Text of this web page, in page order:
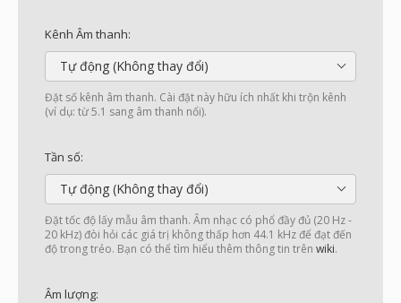
Kênh Âm thanh:
Tự động (Không thay đổi)
Đặt số kênh âm thanh. Cài đặt này hữu ích nhất khi trộn kênh
(ví dụ: từ 5.1 sang âm thanh nổi).
Tần số:
Tự động (Không thay đổi)
Đặt tốc độ lấy mẫu âm thanh. Âm nhạc có phổ đầy đủ (20 Hz -
20 kHz) đòi hỏi các giá trị không thấp hơn 44.1 kHz để đạt đến
độ trong trẻo. Bạn có thể tìm hiểu thêm thông tin trên wiki.
Âm lượng: